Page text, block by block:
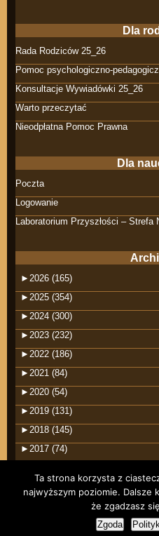
Dla
Rada Rodziców 25_26
Pomoc psychologiczno-
Konsultacje Wywiadówki 25_26
Warto przeczytać
Nieodpłatna Pomoc Prawna
Dla
Poczta
Logowanie
Laboratorium Przyszłości – Strefa
► 2026 (165)
► 2025 (354)
► 2024 (300)
► 2023 (232)
► 2022 (186)
► 2021 (84)
► 2020 (54)
► 2019 (131)
► 2018 (145)
► 2017 (74)
©2026
Wpisy
Ta strona korzysta z
najwyższym poziomie. Dalsze
że zgadzasz
Zgoda